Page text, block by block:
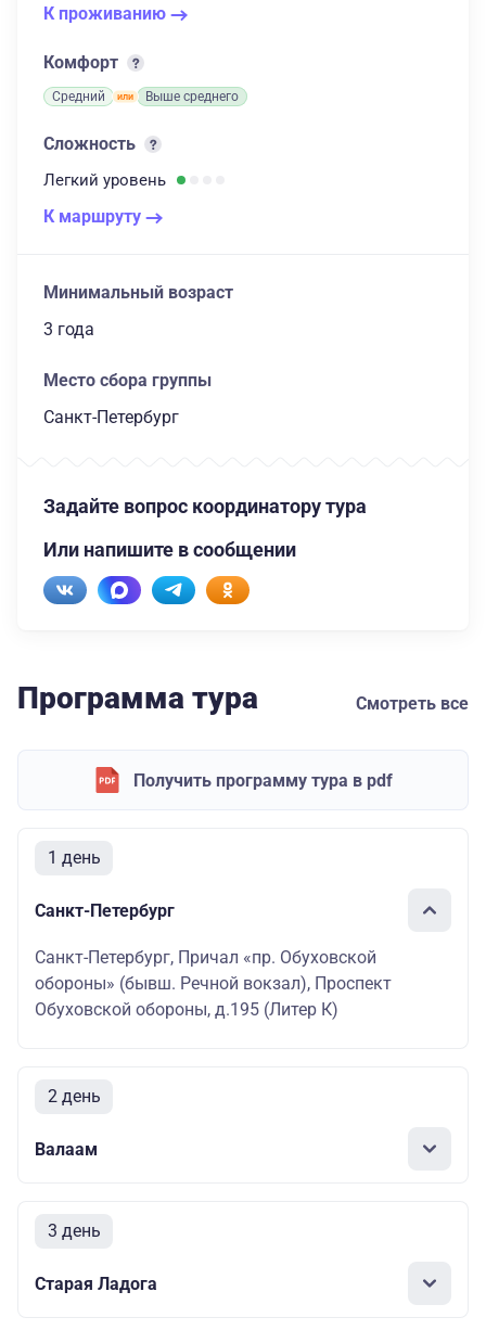
К проживанию
Комфорт
Средний Выше среднего
Сложность
Легкий уровень
К маршруту
Минимальный возраст
3 года
Место сбора группы
Санкт-Петербург
Задайте вопрос координатору тура
Или напишите в сообщении
Программа тура Смотреть все
Получить программу тура в pdf
1 день
Санкт-Петербург
Санкт-Петербург, Причал «пр. Обуховской
обороны» (бывш. Речной вокзал), Проспект
Обуховской обороны, д.195 (Литер К)
2 день
Валаам
3 день
Старая Ладога